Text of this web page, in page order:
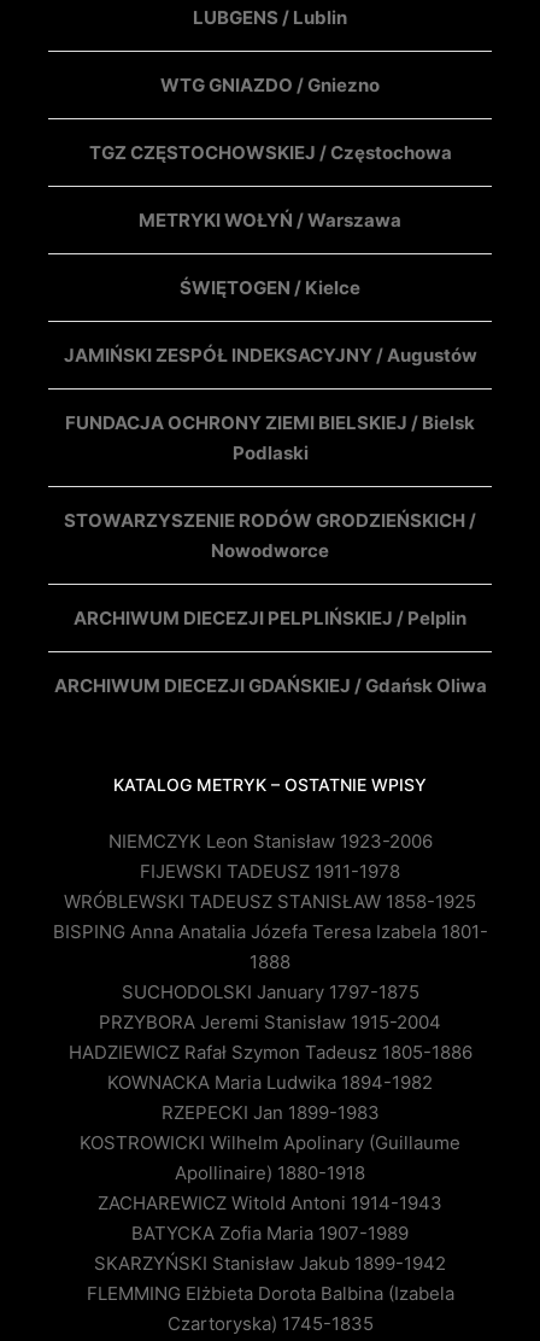
LUBGENS / Lublin
WTG GNIAZDO / Gniezno
TGZ CZĘSTOCHOWSKIEJ / Częstochowa
METRYKI WOŁYŃ / Warszawa
ŚWIĘTOGEN / Kielce
JAMIŃSKI ZESPÓŁ INDEKSACYJNY / Augustów
FUNDACJA OCHRONY ZIEMI BIELSKIEJ / Bielsk
Podlaski
STOWARZYSZENIE RODÓW GRODZIEŃSKICH /
Nowodworce
ARCHIWUM DIECEZJI PELPLIŃSKIEJ / Pelplin
ARCHIWUM DIECEZJI GDAŃSKIEJ / Gdańsk Oliwa
KATALOG METRYK – OSTATNIE WPISY
NIEMCZYK Leon Stanisław 1923-2006
FIJEWSKI TADEUSZ 1911-1978
WRÓBLEWSKI TADEUSZ STANISŁAW 1858-1925
BISPING Anna Anatalia Józefa Teresa Izabela 1801-
1888
SUCHODOLSKI January 1797-1875
PRZYBORA Jeremi Stanisław 1915-2004
HADZIEWICZ Rafał Szymon Tadeusz 1805-1886
KOWNACKA Maria Ludwika 1894-1982
RZEPECKI Jan 1899-1983
KOSTROWICKI Wilhelm Apolinary (Guillaume
Apollinaire) 1880-1918
ZACHAREWICZ Witold Antoni 1914-1943
BATYCKA Zofia Maria 1907-1989
SKARZYŃSKI Stanisław Jakub 1899-1942
FLEMMING Elżbieta Dorota Balbina (Izabela
Czartoryska) 1745-1835